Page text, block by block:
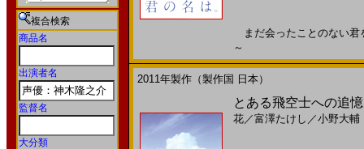
複合検索
商品名
出演者名
監督名
大分類
まだ会ったことのない
～
2011年製作（製作国 日本）
とある飛空士への追
花／富澤たけし ／小野大輔